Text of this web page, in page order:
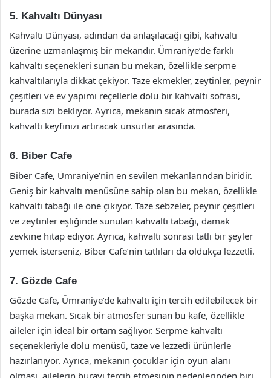
5. Kahvaltı Dünyası
Kahvaltı Dünyası, adından da anlaşılacağı gibi, kahvaltı
üzerine uzmanlaşmış bir mekandır. Ümraniye’de farklı
kahvaltı seçenekleri sunan bu mekan, özellikle serpme
kahvaltılarıyla dikkat çekiyor. Taze ekmekler, zeytinler, peynir
çeşitleri ve ev yapımı reçellerle dolu bir kahvaltı sofrası,
burada sizi bekliyor. Ayrıca, mekanın sıcak atmosferi,
kahvaltı keyfinizi artıracak unsurlar arasında.
6. Biber Cafe
Biber Cafe, Ümraniye’nin en sevilen mekanlarından biridir.
Geniş bir kahvaltı menüsüne sahip olan bu mekan, özellikle
kahvaltı tabağı ile öne çıkıyor. Taze sebzeler, peynir çeşitleri
ve zeytinler eşliğinde sunulan kahvaltı tabağı, damak
zevkine hitap ediyor. Ayrıca, kahvaltı sonrası tatlı bir şeyler
yemek isterseniz, Biber Cafe’nin tatlıları da oldukça lezzetli.
7. Gözde Cafe
Gözde Cafe, Ümraniye’de kahvaltı için tercih edilebilecek bir
başka mekan. Sıcak bir atmosfer sunan bu kafe, özellikle
aileler için ideal bir ortam sağlıyor. Serpme kahvaltı
seçenekleriyle dolu menüsü, taze ve lezzetli ürünlerle
hazırlanıyor. Ayrıca, mekanın çocuklar için oyun alanı
olması, ailelerin burayı tercih etmesinin nedenlerinden biri.